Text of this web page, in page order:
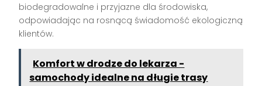
biodegradowalne i przyjazne dla środowiska,
odpowiadając na rosnącą świadomość ekologiczną
klientów.
Komfort w drodze do lekarza -
samochody idealne na długie trasy